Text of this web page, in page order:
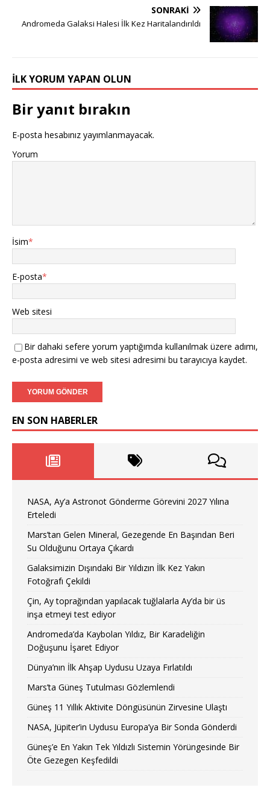
SONRAKI
Andromeda Galaksi Halesi İlk Kez Haritalandırıldı
İLK YORUM YAPAN OLUN
Bir yanıt bırakın
E-posta hesabınız yayımlanmayacak.
Yorum
İsim*
E-posta*
Web sitesi
Bir dahaki sefere yorum yaptığımda kullanılmak üzere adımı,
e-posta adresimi ve web sitesi adresimi bu tarayıcıya kaydet.
EN SON HABERLER
NASA, Ay’a Astronot Gönderme Görevini 2027 Yılına
Erteledi
Mars’tan Gelen Mineral, Gezegende En Başından Beri
Su Olduğunu Ortaya Çıkardı
Galaksimizin Dışındaki Bir Yıldızın İlk Kez Yakın
Fotoğrafı Çekildi
Çin, Ay toprağından yapılacak tuğlalarla Ay’da bir üs
inşa etmeyi test ediyor
Andromeda’da Kaybolan Yıldız, Bir Karadeliğin
Doğuşunu İşaret Ediyor
Dünya’nın İlk Ahşap Uydusu Uzaya Fırlatıldı
Mars’ta Güneş Tutulması Gözlemlendi
Güneş 11 Yıllık Aktivite Döngüsünün Zirvesine Ulaştı
NASA, Jüpiter’in Uydusu Europa’ya Bir Sonda Gönderdi
Güneş’e En Yakın Tek Yıldızlı Sistemin Yörüngesinde Bir
Öte Gezegen Keşfedildi